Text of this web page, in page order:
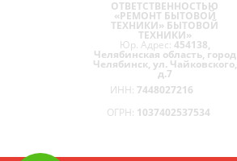
ОТВЕТСТВЕННОСТЬЮ
«РЕМОНТ БЫТОВОЙ
ТЕХНИКИ» БЫТОВОЙ
ТЕХНИКИ»
Юр. Адрес: 454138,
Челябинская область, город
Челябинск, ул. Чайковского,
д.7
ИНН: 7448027216
ОГРН: 1037402537534